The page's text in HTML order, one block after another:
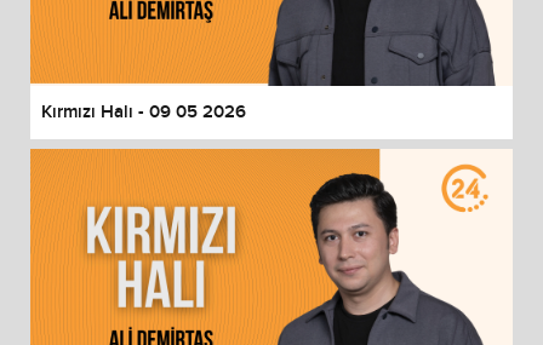
Kırmızı Halı - 09 05 2026